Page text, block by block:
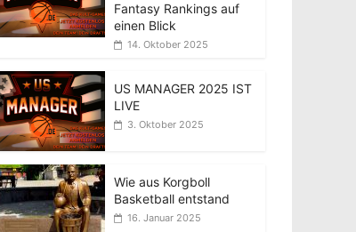
Fantasy Rankings auf
einen Blick
14. Oktober 2025
US MANAGER 2025 IST
LIVE
3. Oktober 2025
Wie aus Korgboll
Basketball entstand
16. Januar 2025